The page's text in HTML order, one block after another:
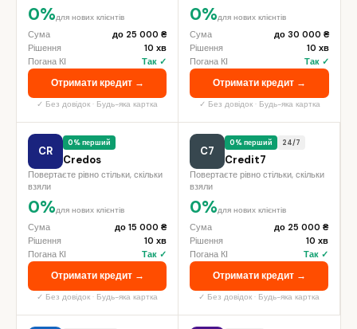
0%для нових клієнтів
Сума
до 25 000 ₴
Рішення
10 хв
Погана КІ
Так ✓
Отримати кредит →
✓ Без довідок · Будь-яка картка
0%для нових клієнтів
Сума
до 30 000 ₴
Рішення
10 хв
Погана КІ
Так ✓
Отримати кредит →
✓ Без довідок · Будь-яка картка
CR
0% перший
Credos
Повертаєте рівно стільки, скільки
взяли
0%для нових клієнтів
Сума
до 15 000 ₴
Рішення
10 хв
Погана КІ
Так ✓
Отримати кредит →
✓ Без довідок · Будь-яка картка
C7
0% перший 24/7
Credit7
Повертаєте рівно стільки, скільки
взяли
0%для нових клієнтів
Сума
до 25 000 ₴
Рішення
10 хв
Погана КІ
Так ✓
Отримати кредит →
✓ Без довідок · Будь-яка картка